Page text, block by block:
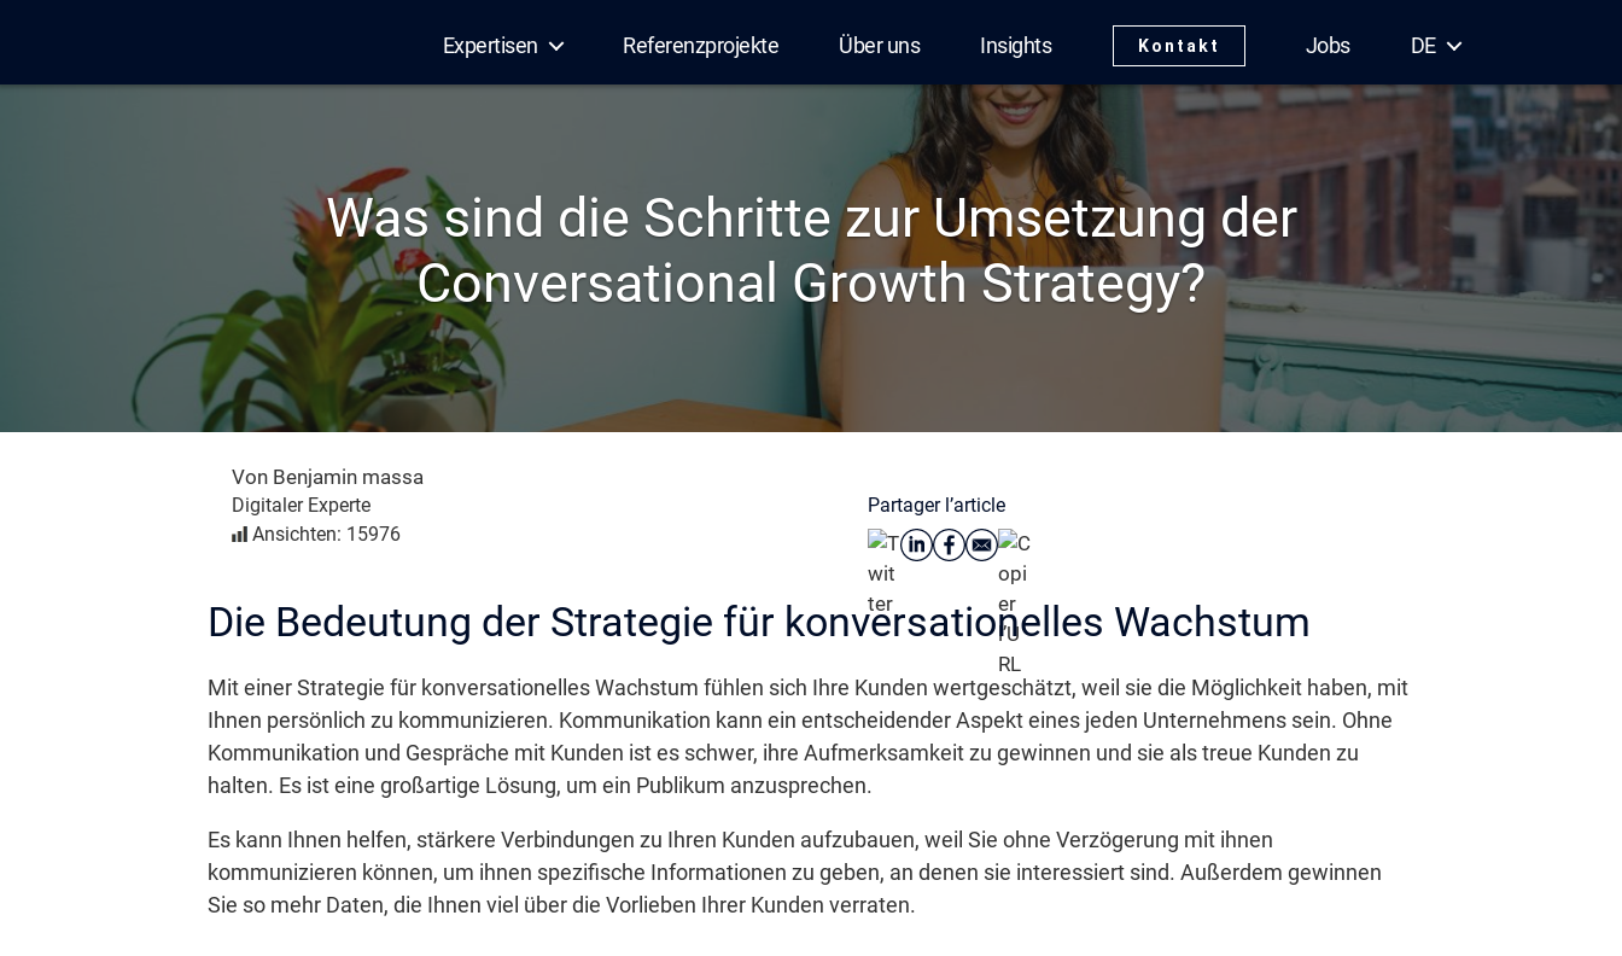
Expertisen Referenzprojekte Über uns Insights Kontakt Jobs DE
Was sind die Schritte zur Umsetzung der
Conversational Growth Strategy?
Von Benjamin massa
Digitaler Experte
Ansichten: 15976
Partager l’article
Die Bedeutung der Strategie für konversationelles Wachstum
Mit einer Strategie für konversationelles Wachstum fühlen sich Ihre Kunden wertgeschätzt, weil sie die Möglichkeit haben, mit
Ihnen persönlich zu kommunizieren. Kommunikation kann ein entscheidender Aspekt eines jeden Unternehmens sein. Ohne
Kommunikation und Gespräche mit Kunden ist es schwer, ihre Aufmerksamkeit zu gewinnen und sie als treue Kunden zu
halten. Es ist eine großartige Lösung, um ein Publikum anzusprechen.
Es kann Ihnen helfen, stärkere Verbindungen zu Ihren Kunden aufzubauen, weil Sie ohne Verzögerung mit ihnen
kommunizieren können, um ihnen spezifische Informationen zu geben, an denen sie interessiert sind. Außerdem gewinnen
Sie so mehr Daten, die Ihnen viel über die Vorlieben Ihrer Kunden verraten.